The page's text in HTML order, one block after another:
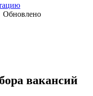
Обновлено
вакансий